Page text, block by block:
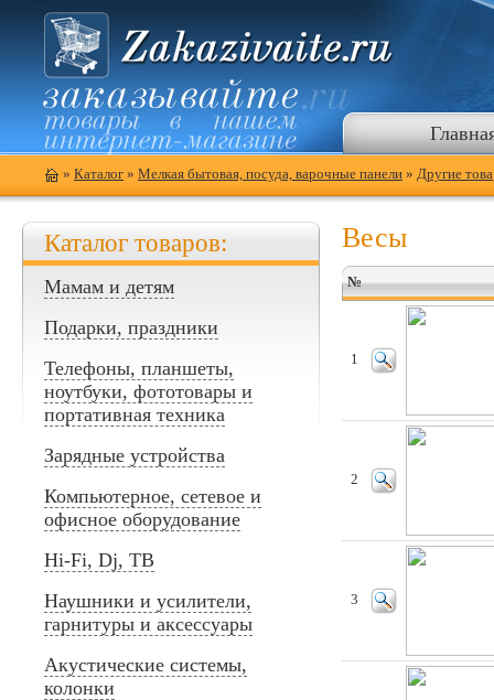
» Каталог » Мелкая бытовая, посуда, варочные панели » Другие
Каталог товаров:
Мамам и детям
Подарки, праздники
Телефоны, планшеты,
ноутбуки, фототовары и
портативная техника
Зарядные устройства
Компьютерное, сетевое и
офисное оборудование
Hi-Fi, Dj, ТВ
Наушники и усилители,
гарнитуры и аксессуары
Акустические системы,
колонки
Весы
№
1
2
3